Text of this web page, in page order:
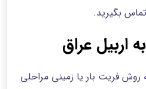
بگیرید.
اربیل عراق
روش فریت بار یا زمینی مراحلی